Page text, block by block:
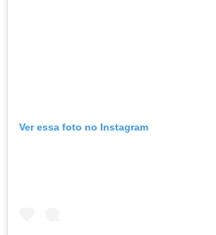
Ver essa foto no Instagram